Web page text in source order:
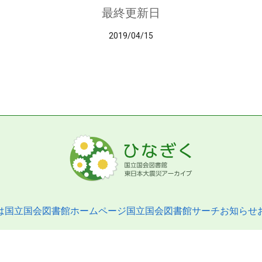
最終更新日
2019/04/15
国立国会図書館ホームページ国立国会図書館サーチお知らせ